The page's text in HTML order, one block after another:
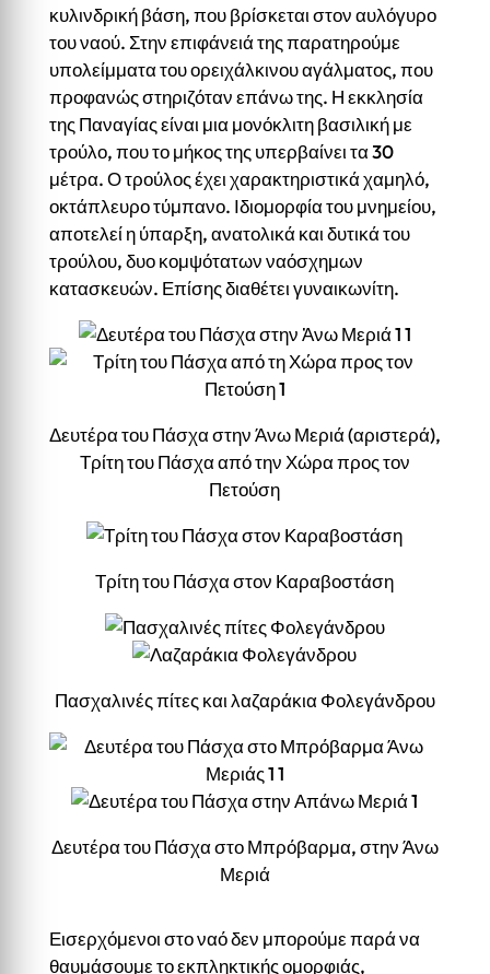
κυλινδρική βάση, που βρίσκεται στον αυλόγυρο
του ναού. Στην επιφάνειά της παρατηρούμε
υπολείμματα του ορειχάλκινου αγάλματος, που
προφανώς στηριζόταν επάνω της. Η εκκλησία
της Παναγίας είναι μια μονόκλιτη βασιλική με
τρούλο, που το μήκος της υπερβαίνει τα 30
μέτρα. Ο τρούλος έχει χαρακτηριστικά χαμηλό,
οκτάπλευρο τύμπανο. Ιδιομορφία του μνημείου,
αποτελεί η ύπαρξη, ανατολικά και δυτικά του
τρούλου, δυο κομψότατων ναόσχημων
κατασκευών. Επίσης διαθέτει γυναικωνίτη.
Δευτέρα του Πάσχα στην Άνω Μεριά (αριστερά),
Τρίτη του Πάσχα από την Χώρα προς τον
Πετούση
Τρίτη του Πάσχα στον Καραβοστάση
Πασχαλινές πίτες και λαζαράκια Φολεγάνδρου
Δευτέρα του Πάσχα στο Μπρόβαρμα, στην Άνω
Μεριά
Εισερχόμενοι στο ναό δεν μπορούμε παρά να
θαυμάσουμε το εκπληκτικής ομορφιάς,